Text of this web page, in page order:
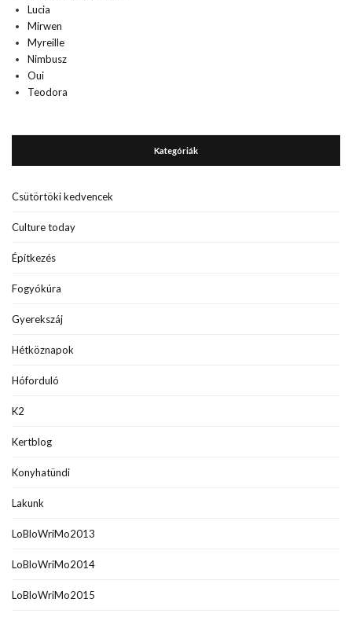
Lucia
Mirwen
Myreille
Nimbusz
Oui
Teodora
Kategóriák
Csütörtöki kedvencek
Culture today
Építkezés
Fogyókúra
Gyerekszáj
Hétköznapok
Hóforduló
K2
Kertblog
Konyhatündi
Lakunk
LoBloWriMo2013
LoBloWriMo2014
LoBloWriMo2015